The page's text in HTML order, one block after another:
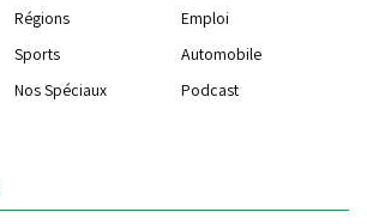
Régions
Emploi
Sports
Automobile
Nos Spéciaux Podcast